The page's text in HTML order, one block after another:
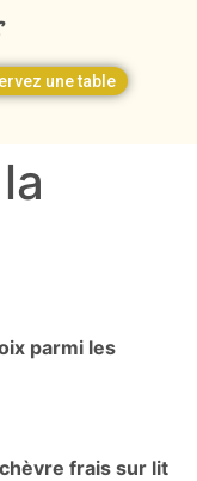
une table
parmi les
frais sur lit